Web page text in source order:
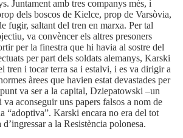
Juntament amb tres companys més, i
dels boscos de Kielce, prop de Varsòvia,
fugir, saltant del tren en marxa. Per tal
va convèncer els altres presoners
per la finestra que hi havia al sostre del
per part dels soldats alemanys, Karski
tren i tocar terra sa i estalvi, i es va dirigir a
àrees que havien estat devastades per
va ser a la capital, Dziepatowski –un
aconseguir uns papers falsos a nom de
“adoptiva”. Karski encara no era del tot
a la Resistència polonesa.